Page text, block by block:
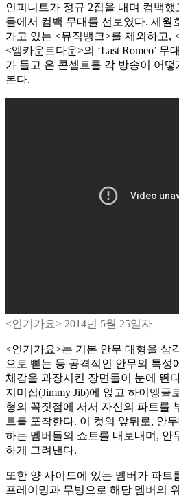
인피니트가 정규 2집을 내며 컴백
들에서 컴백 무대를 선보였다. 세월
가고 있는 <뮤직뱅크>를 제외하고,
<엠카운트다운>의 ‘Last Romeo’
가 들고 온 콘셉트를 각 방송이 어
본다.
<인기가요> 2014년 5월 25일자
<인기가요>는 기본 안무 대형을 삼
으로 뻗는 등 공격적인 안무의 특성
체감을 과장시킨 장면들이 눈에 띈
지미집(Jimmy Jib)에 얹고 하이앵글
형의 꼭짓점에 서서 자신의 파트를
트를 포착한다. 이 컷의 앞뒤로, 안
하는 멤버들의 쇼트를 내보내며, 안
하게 그려낸다.
또한 양 사이드에 있는 멤버가 파트
프레이밍과 무빙으로 해당 멤버의